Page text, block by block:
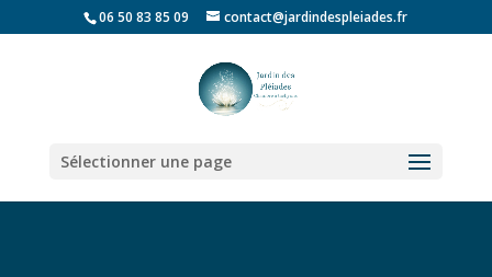
06 50 83 85 09 contact@jardindespleiades.fr
Sélectionner une page